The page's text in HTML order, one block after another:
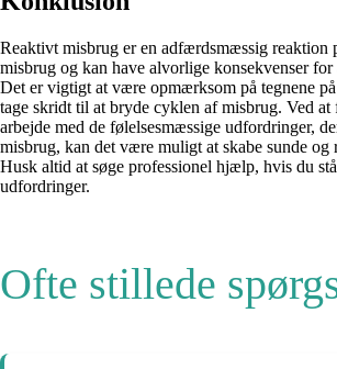
Reaktivt misbrug er en adfærdsmæssig reaktion
misbrug og kan have alvorlige konsekvenser
Det er vigtigt at være opmærksom på tegnene
tage skridt til at bryde cyklen af misbrug. Ved at
arbejde med de følelsesmæssige udfordringer,
misbrug, kan det være muligt at skabe sunde og
Husk altid at søge professionel hjælp, hvis du
udfordringer.
Ofte stillede